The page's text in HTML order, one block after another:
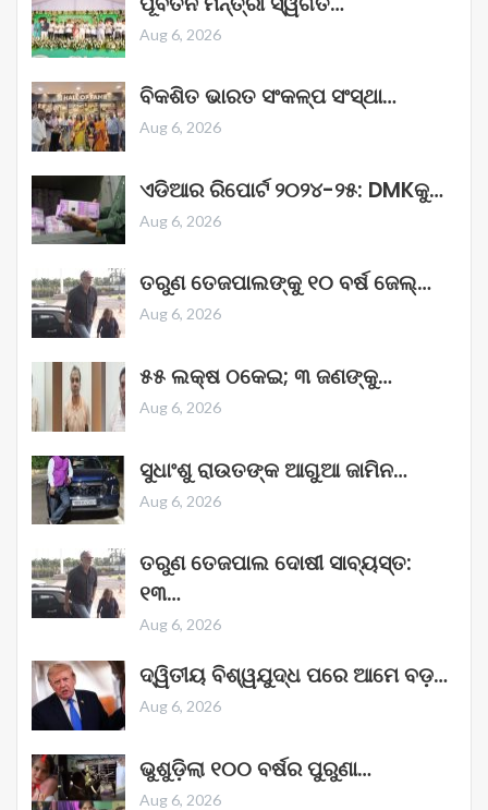
Aug 6, 2026
ବିକଶିତ ଭାରତ ସଂକଳ୍ପ ସଂସ୍ଥା…
Aug 6, 2026
ଏଡିଆର ରିପୋର୍ଟ ୨୦୨୪-୨୫: DMKକୁ…
Aug 6, 2026
ତରୁଣ ତେଜପାଲଙ୍କୁ ୧୦ ବର୍ଷ ଜେଲ୍‌…
Aug 6, 2026
୫୫ ଲକ୍ଷ ଠକେଇ; ୩ ଜଣଙ୍କୁ…
Aug 6, 2026
ସୁଧାଂଶୁ ରାଉତଙ୍କ ଆଗୁଆ ଜାମିନ…
Aug 6, 2026
ତରୁଣ ତେଜପାଲ ଦୋଷୀ ସାବ୍ୟସ୍ତ:
୧୩…
Aug 6, 2026
ଦ୍ୱିତୀୟ ବିଶ୍ୱଯୁଦ୍ଧ ପରେ ଆମେ ବଡ଼…
Aug 6, 2026
ଭୁଶୁଡ଼ିଲା ୧୦୦ ବର୍ଷର ପୁରୁଣା…
Aug 6, 2026